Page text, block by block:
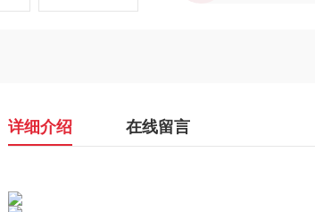
详细介绍 在线留言